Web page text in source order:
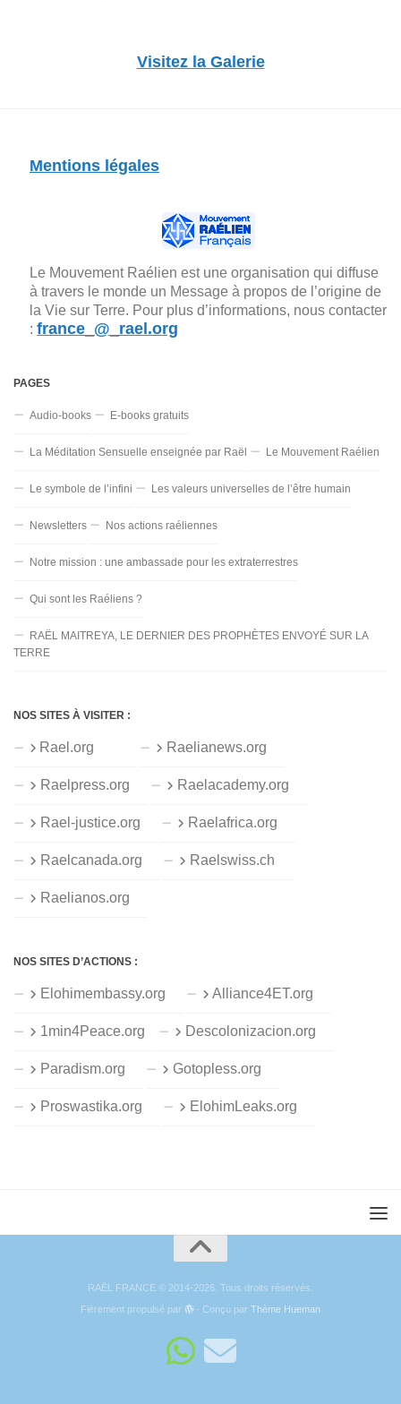
Visitez la Galerie
Mentions légales
Le Mouvement Raélien est une organisation qui diffuse
à travers le monde un Message à propos de l’origine de
la Vie sur Terre. Pour plus d’informations, nous contacter
: france_@_rael.org
PAGES
Audio-books E-books gratuits
La Méditation Sensuelle enseignée par Raël Le Mouvement Raélien
Le symbole de l’infini Les valeurs universelles de l’être humain
Newsletters Nos actions raéliennes
Notre mission : une ambassade pour les extraterrestres
Qui sont les Raéliens ?
RAËL MAITREYA, LE DERNIER DES PROPHÈTES ENVOYÉ SUR LA
TERRE
NOS SITES À VISITER :
Rael.org Raelianews.org
Raelpress.org Raelacademy.org
Rael-justice.org Raelafrica.org
Raelcanada.org Raelswiss.ch
Raelianos.org
NOS SITES D’ACTIONS :
Elohimembassy.org Alliance4ET.org
1min4Peace.org Descolonizacion.org
Paradism.org Gotopless.org
Proswastika.org ElohimLeaks.org
RAËL FRANCE © 2014-2026. Tous droits réservés.
Fièrement propulsé par
- Conçu parThème Hueman